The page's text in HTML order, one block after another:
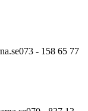
073 - 158 65 77